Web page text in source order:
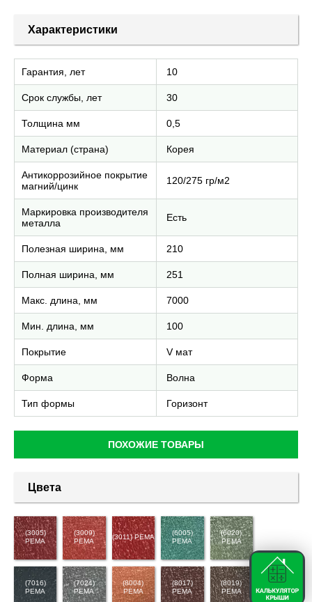
Характеристики
Гарантия, лет 10
Срок службы, лет 30
Толщина мм 0,5
Материал (страна) Корея
Антикоррозийное покрытие
магний/цинк
120/275 гр/м2
Маркировка производителя
металла
Есть
Полезная ширина, мм 210
Полная ширина, мм 251
Макс. длина, мм 7000
Мин. длина, мм 100
Покрытие V мат
Форма Волна
Тип формы Горизонт
ПОХОЖИЕ ТОВАРЫ
Цвета
(3005)
PEMA
(3009)
PEMA
(3011) PEMA
(6005)
PEMA
(6020)
PEMA
(7016)
PEMA
(7024)
PEMA
(8004)
PEMA
(8017)
PEMA
(8019)
PEMA